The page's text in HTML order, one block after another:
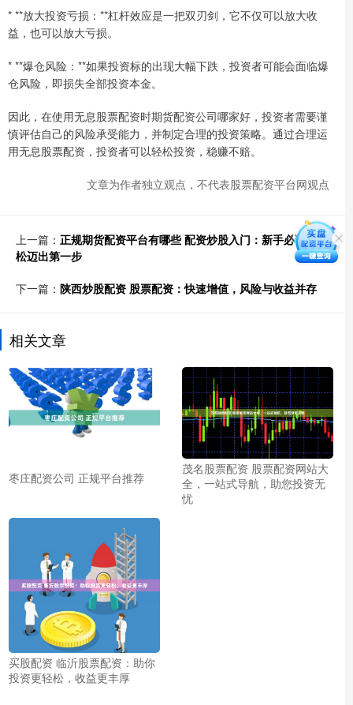
* **放大投资亏损：**杠杆效应是一把双刃剑，它不仅可以放大收
益，也可以放大亏损。
* **爆仓风险：**如果投资标的出现大幅下跌，投资者可能会面临爆
仓风险，即损失全部投资本金。
因此，在使用无息股票配资时期货配资公司哪家好，投资者需要谨
慎评估自己的风险承受能力，并制定合理的投资策略。通过合理运
用无息股票配资，投资者可以轻松投资，稳赚不赔。
文章为作者独立观点，不代表股票配资平台网观点
上一篇： 正规期货配资平台有哪些 配资炒股入门：新手必读，轻
松迈出第一步
下一篇： 陕西炒股配资 股票配资：快速增值，风险与收益并存
相关文章
枣庄配资公司 正规平台推荐
茂名股票配资 股票配资网站大
全，一站式导航，助您投资无
忧
买股配资 临沂股票配资：助你
投资更轻松，收益更丰厚